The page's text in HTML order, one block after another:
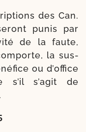
des Can.
punis par
de la faute,
la sus­
ou d’office
s’il s’agit de